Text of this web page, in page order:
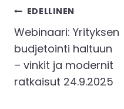
Artikkelien
selaus
EDELLINEN
Webinaari: Yrityksen
budjetointi haltuun
– vinkit ja modernit
ratkaisut 24.9.2025